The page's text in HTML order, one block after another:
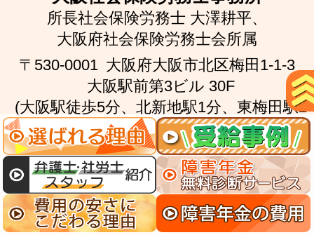
所長社会保険労務士 大澤耕平、
大阪府社会保険労務士会所属
〒530-0001 大阪府大阪市北区梅田1-1-3
大阪駅前第3ビル 30F
(大阪駅徒歩5分、北新地駅1分、東梅田駅2
分)